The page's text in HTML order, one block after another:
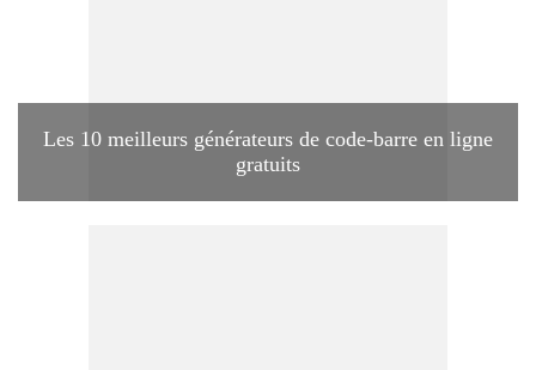
Les 10 meilleurs générateurs de code-barre en ligne
gratuits